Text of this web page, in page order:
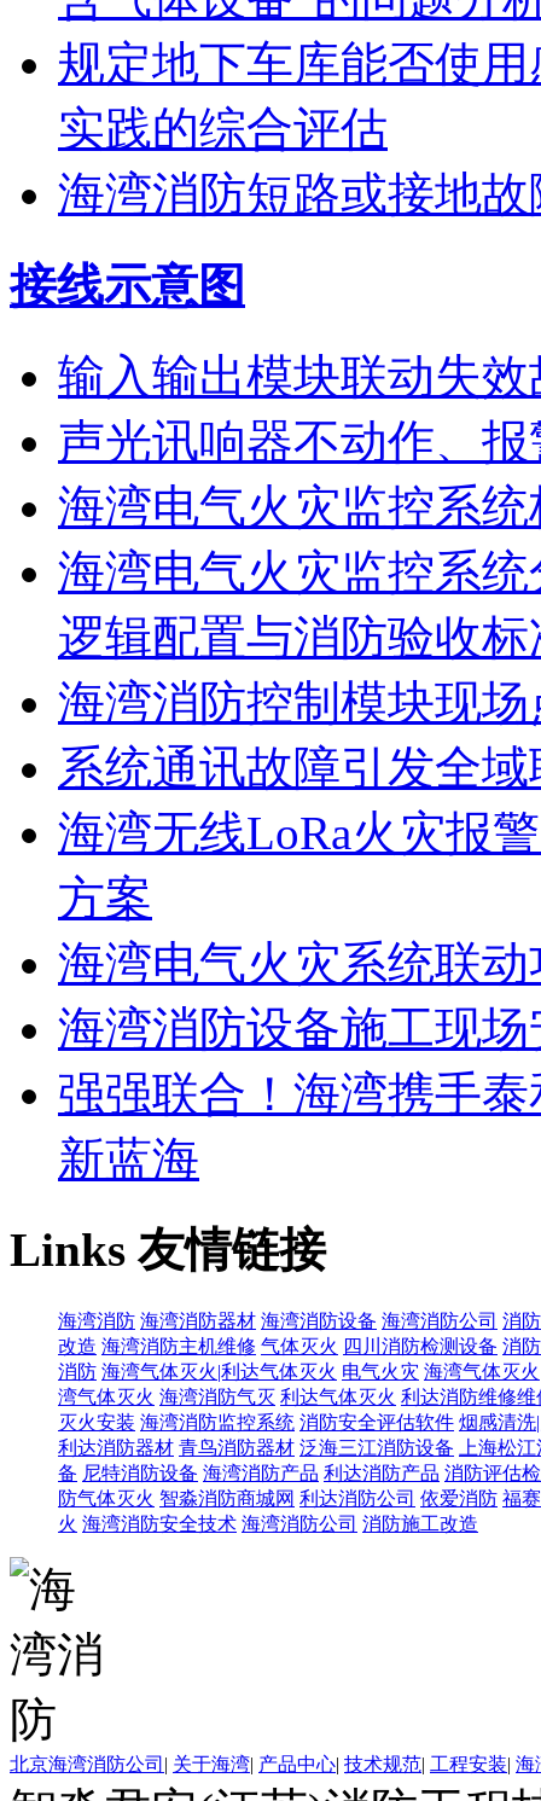
规定地下车库能否使
实践的综合评估
海湾消防短路或接地
接线示意图
输入输出模块联动失效
声光讯响器不动作、
海湾电气火灾监控系
海湾电气火灾监控系
逻辑配置与消防验收标
海湾消防控制模块现
系统通讯故障引发全
海湾无线LoRa火灾报
方案
海湾电气火灾系统联
海湾消防设备施工现
强强联合！海湾携手
新蓝海
Links友情链接
海湾消防 海湾消防器材 海湾消防设备 海湾消防公司 消
改造 海湾消防主机维修 气体灭火 四川消防检测设备 消
消防 海湾气体灭火|利达气体灭火 电气火灾 海湾气体灭
湾气体灭火 海湾消防气灭 利达气体灭火 利达消防维修维
灭火安装 海湾消防监控系统 消防安全评估软件 烟感清洗
利达消防器材 青鸟消防器材 泛海三江消防设备
上海松
备 尼特消防设备 海湾消防产品 利达消防产品 消防评估
防气体灭火 智淼消防商城网 利达消防公司 依爱消防 福
火 海湾消防安全技术 海湾消防公司 消防施工改造
北京海湾消防公司 | 关于海湾| 产品中心| 技术规范| 工程安装| 海